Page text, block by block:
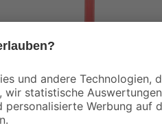
toom